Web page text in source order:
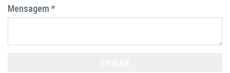
Mensagem *